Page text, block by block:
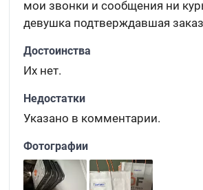
мои звонки и сообщения ни
девушка подтверждавшая
Достоинства
Их нет.
Недостатки
Указано в комментарии.
Фотографии